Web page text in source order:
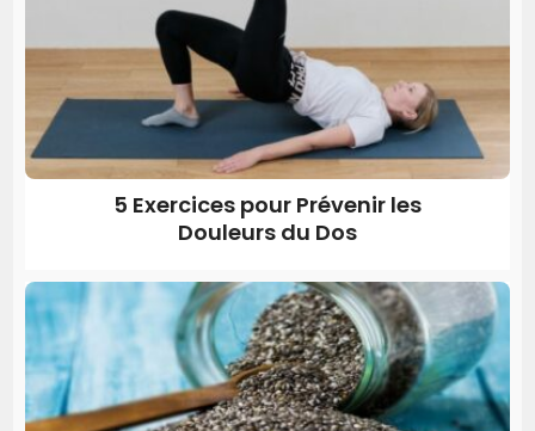
5 Exercices pour Prévenir les
Douleurs du Dos